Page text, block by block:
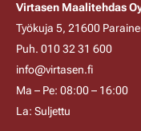
Virtasen Maalitehdas
Työkuja 5, 21600
Puh. 010 32 31 600
info@virtasen.fi
Ma – Pe: 08:00 – 16:00
La: Suljettu